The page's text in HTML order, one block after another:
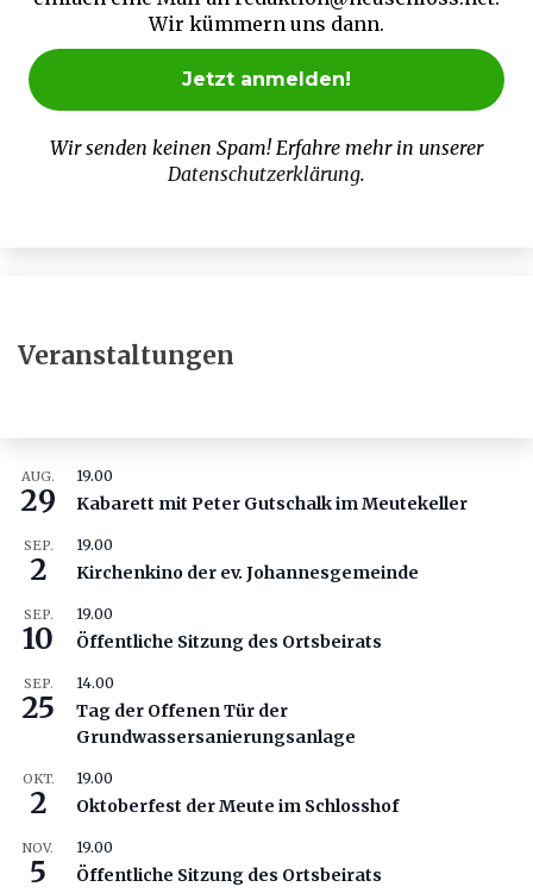
Wir kümmern uns dann.
Wir senden keinen Spam! Erfahre mehr in unserer
Datenschutzerklärung.
Veranstaltungen
AUG.
29
19.00
Kabarett mit Peter Gutschalk im Meutekeller
SEP.
2
19.00
Kirchenkino der ev. Johannesgemeinde
SEP.
10
19.00
Öffentliche Sitzung des Ortsbeirats
SEP.
25
14.00
Tag der Offenen Tür der
Grundwassersanierungsanlage
OKT.
2
19.00
Oktoberfest der Meute im Schlosshof
NOV.
5
19.00
Öffentliche Sitzung des Ortsbeirats